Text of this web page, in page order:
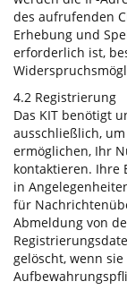
des aufrufenden
Erhebung und
erforderlich ist,
4.2 Registrierung
Das KIT benötigt
ausschließlich,
ermöglichen, Ihr
kontaktieren. Ihre
in
für
Abmeldung von
gelöscht, wenn